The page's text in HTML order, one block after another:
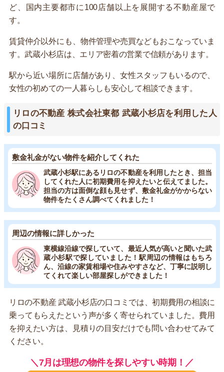
ど、国内主要都市に100店舗以上を展開する不動産屋で
す。
賃貸仲介以外にも、物件管理や売買などもおこなっていま
す。武蔵小杉店は、エリア密着の営業で信頼があります。
駅から近い場所に店舗があり、女性スタッフもいるので、
女性の初めての一人暮らしも安心して相談できます。
リロの不動産 株式会社東都 武蔵小杉店を利用した人
の口コミ
敷金礼金がない物件を紹介してくれた
武蔵小杉駅にあるリロの不動産を利用したとき、担当
してくれた人に初期費用を抑えたいと伝えてました。
担当の方は面倒な顔も見せず、敷金礼金がかからない
物件をたくさん調べてくれました！
周辺の情報に詳しかった
東横線沿線で探していて、最近人気が高いと聞いた武
蔵小杉駅で探していました！駅周辺の情報はもちろ
ん、沿線の家賃相場や住みやすさなど、丁寧に説明し
てくれて楽しい部屋探しができました！
リロの不動産 武蔵小杉店の口コミでは、初期費用の相談に
乗ってもらえたという声が多く寄せられていました。費用
を抑えたい方は、見積りの目安だけでも問い合わせてみて
ください。
＼7月は理想の物件を探しやすい時期！／